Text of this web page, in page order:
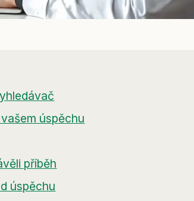
úspěchu
příběh
úspěchu